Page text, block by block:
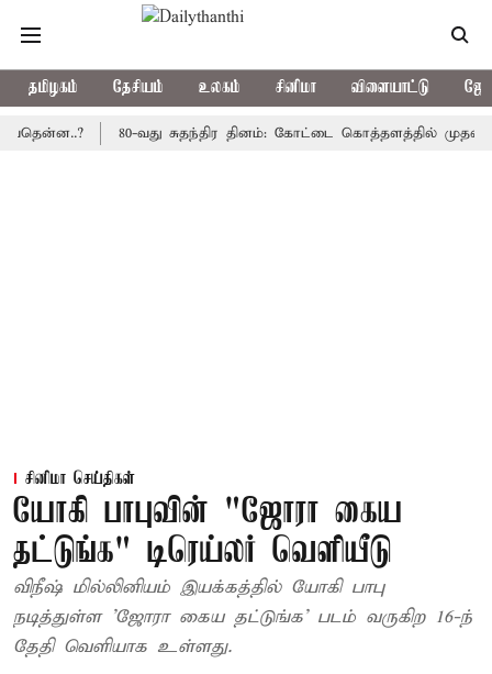
தமிழகம் தேசியம் உலகம் சினிமா விளையாட்டு
80-வது சுதந்திர தினம்: கோட்டை கொத்தளத்தில் முதல்
சினிமா செய்திகள்
யோகி பாபுவின் "ஜோரா கைய
தட்டுங்க" டிரெய்லர் வெளியீடு
விநீஷ் மில்லினியம் இயக்கத்தில் யோகி பாபு
நடித்துள்ள 'ஜோரா கைய தட்டுங்க' படம் வருகிற 16-ந்
தேதி வெளியாக உள்ளது.